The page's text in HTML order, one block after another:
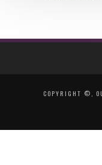
COPYRIGHT ©,